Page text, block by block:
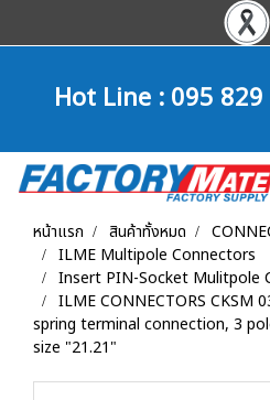
Hot Line :095
หน้าแรก สินค้าทั้งหมด
ILME Multipole Connectors
Insert PIN-Socket Mulitpole
ILME CONNECTORS CKSM
spring terminal connection, 3
size "21.21"